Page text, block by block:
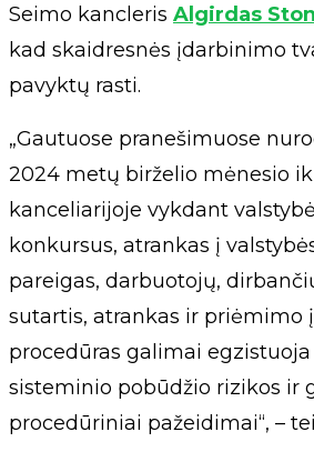
Seimo kancleris Algirdas
kad skaidresnės įdarbinimo
pavyktų rasti.
„Gautuose pranešimuose
2024 metų birželio mėnesio
kanceliarijoje vykdant
konkursus, atrankas į
pareigas, darbuotojų,
sutartis, atrankas ir priėmimo
procedūras galimai egzistuoja
sisteminio pobūdžio rizikos ir
procedūriniai pažeidimai“, –